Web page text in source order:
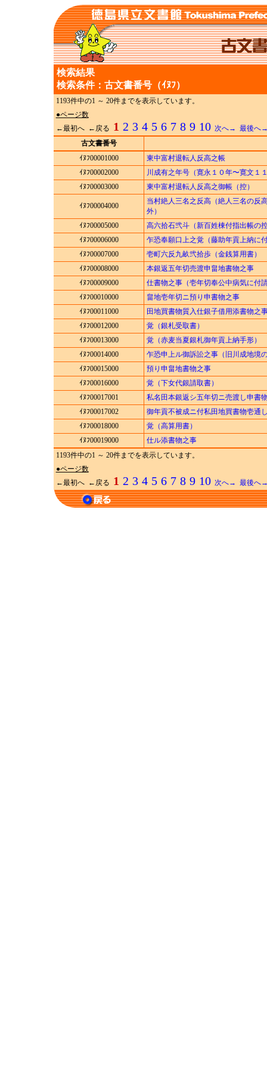
検索結果
検索条件：古文書番号（ｲﾇﾌ）
1193件中の1 ～ 20件までを表示しています。
●ページ数
←最初へ ←戻る 1 2 3 4 5 6 7 8 9 10 次へ→ 最後へ
古文書番号
ｲﾇﾌ00001000
東中富村退転人反高之帳
ｲﾇﾌ00002000
川成有之年号（寛永１０年〜寛文１
ｲﾇﾌ00003000
東中富村退転人反高之御帳（控）
ｲﾇﾌ00004000
当村絶人三名之反高（絶人三名の反
外）
ｲﾇﾌ00005000
高六拾石弐斗（新百姓棟付指出帳の
ｲﾇﾌ00006000
乍恐奉願口上之覚（藤助年貢上納に
ｲﾇﾌ00007000
壱町六反九畝弐拾歩（金銭算用書）
ｲﾇﾌ00008000
本銀返五年切売渡申畠地書物之事
ｲﾇﾌ00009000
仕書物之事（壱年切奉公中病気に付
ｲﾇﾌ00010000
畠地壱年切ニ預り申書物之事
ｲﾇﾌ00011000
田地買書物質入仕銀子借用添書物之
ｲﾇﾌ00012000
覚（銀札受取書）
ｲﾇﾌ00013000
覚（赤麦当夏銀札御年貢上納手形）
ｲﾇﾌ00014000
乍恐申上ル御訴訟之事（旧川成地境
ｲﾇﾌ00015000
預り申畠地書物之事
ｲﾇﾌ00016000
覚（下女代銀請取書）
ｲﾇﾌ00017001
私名田本銀返シ五年切ニ売渡し申書
ｲﾇﾌ00017002
御年貢不被成ニ付私田地買書物壱通
ｲﾇﾌ00018000
覚（高算用書）
ｲﾇﾌ00019000
仕ル添書物之事
1193件中の1 ～ 20件までを表示しています。
●ページ数
←最初へ ←戻る 1 2 3 4 5 6 7 8 9 10 次へ→ 最後へ